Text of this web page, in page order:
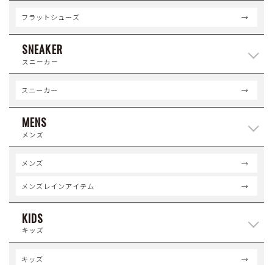
フラットシューズ
SNEAKER
スニーカー
スニーカー
MENS
メンズ
メンズ
メンズレインアイテム
KIDS
キッズ
キッズ